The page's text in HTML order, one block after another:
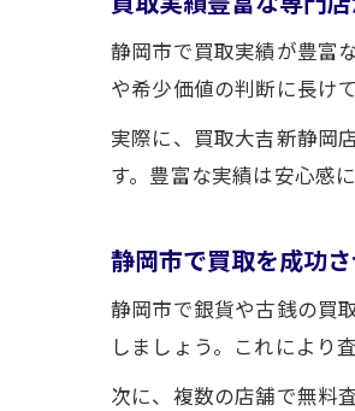
静岡市で買取実績が豊富
や希少価値の判断に長け
実際に、買取大吉新静岡
す。豊富な実績は安心感
静岡市で買取を成功
静岡市で銀貨や古銭の買
しましょう。これにより
次に、複数の店舗で無料